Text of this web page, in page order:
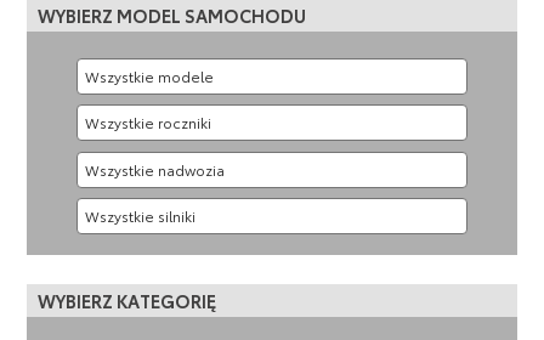
WYBIERZ MODEL SAMOCHODU
WYBIERZ KATEGORIĘ